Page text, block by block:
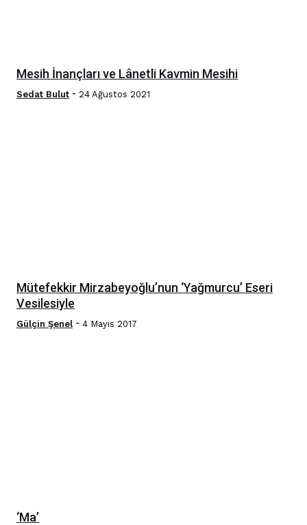
Mesih İnançları ve Lânetli Kavmin Mesihi
Sedat Bulut - 24 Ağustos 2021
Mütefekkir Mirzabeyoğlu’nun ‘Yağmurcu’ Eseri
Vesilesiyle
Gülçin Şenel - 4 Mayıs 2017
‘Ma’